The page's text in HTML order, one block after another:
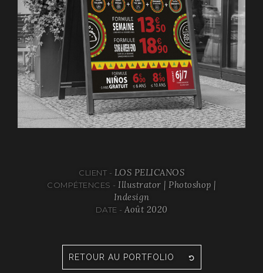
CLIENT - LOS PELICANOS
COMPÉTENCES - Illustrator | Photoshop |
Indesign
DATE - Août 2020
RETOUR AU PORTFOLIO